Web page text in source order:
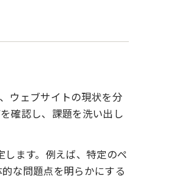
ウェブサイトの現状を分
確認し、課題を洗い出し
ます。例えば、特定のペ
な問題点を明らかにする